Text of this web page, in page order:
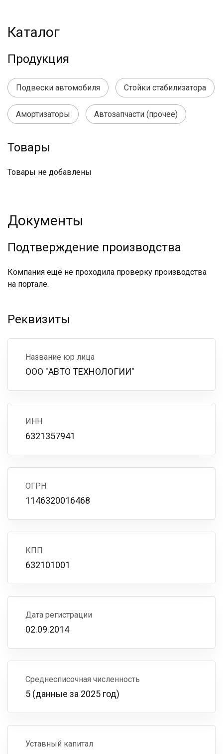
Каталог
Продукция
Подвески автомобиля Стойки стабилизатора
Амортизаторы Автозапчасти (прочее)
Товары
Товары не добавлены
Документы
Подтверждение производства
Компания ещё не проходила проверку производства
на портале.
Реквизиты
Название юр лица
ООО "АВТО ТЕХНОЛОГИИ"
ИНН
6321357941
ОГРН
1146320016468
КПП
632101001
Дата регистрации
02.09.2014
Среднесписочная численность
5 (данные за 2025 год)
Уставный капитал